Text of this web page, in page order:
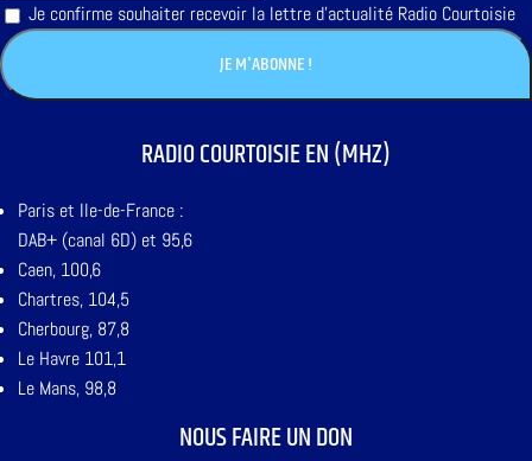
Je confirme souhaiter recevoir la lettre d'actualité Radio Courtoisie
RADIO COURTOISIE EN (MHZ)
Paris et Ile-de-France :
DAB+ (canal 6D) et 95,6
Caen, 100,6
Chartres, 104,5
Cherbourg, 87,8
Le Havre 101,1
Le Mans, 98,8
NOUS FAIRE UN DON